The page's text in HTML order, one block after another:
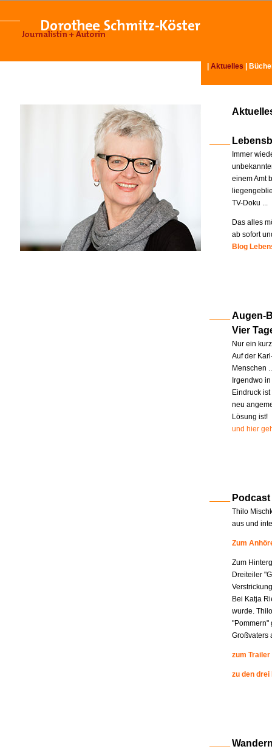
Aktuelles
Immer
einem Amt
TV-Doku ...
Das alles
ab sofort
Blog
Augen-
Vier
Nur ein
Auf der
Menschen
Irgendwo
Eindruck
neu
Lösung ist!
und hier
Podcast
Thilo
aus und
Zum
Zum
Dreiteiler
Bei Katja
wurde.
"Pommern"
Großvaters
zum Trailer
zu den